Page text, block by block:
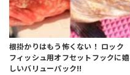
根掛かりはもう怖くない！ ロック
フィッシュ用オフセットフックに嬉
しいバリューパック!!